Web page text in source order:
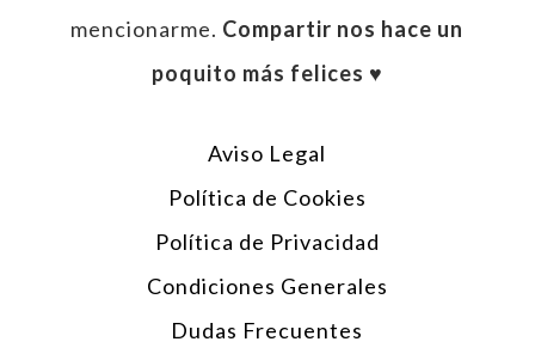
mencionarme. Compartir nos hace un
poquito más felices ♥︎
Aviso Legal
Política de Cookies
Política de Privacidad
Condiciones Generales
Dudas Frecuentes